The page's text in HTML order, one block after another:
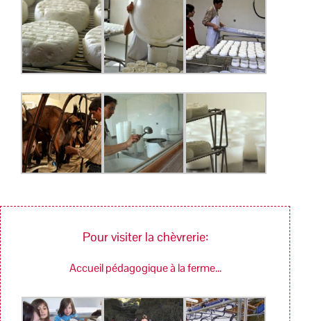
Pour visiter la chèvrerie:
Accueil pédagogique à la ferme…